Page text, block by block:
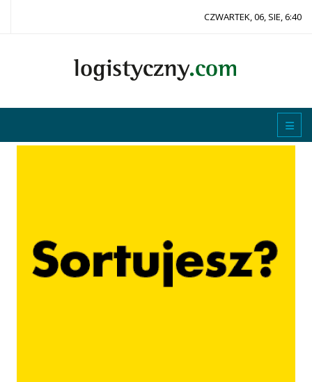
CZWARTEK, 06, SIE, 6:40